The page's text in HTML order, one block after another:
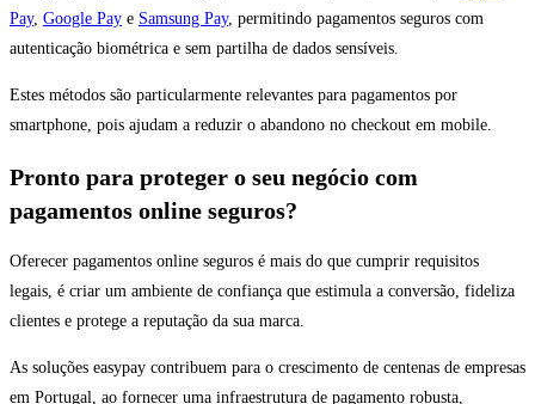
Pay, Google Pay e Samsung Pay, permitindo pagamentos seguros com
autenticação biométrica e sem partilha de dados sensíveis.
Estes métodos são particularmente relevantes para pagamentos por
smartphone, pois ajudam a reduzir o abandono no checkout em mobile.
Pronto para proteger o seu negócio com
pagamentos online seguros?
Oferecer pagamentos online seguros é mais do que cumprir requisitos
legais, é criar um ambiente de confiança que estimula a conversão, fideliza
clientes e protege a reputação da sua marca.
As soluções easypay contribuem para o crescimento de centenas de empresas
em Portugal, ao fornecer uma infraestrutura de pagamento robusta,